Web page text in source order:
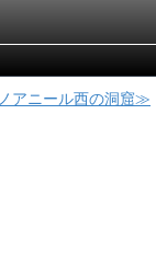
ノアニール西の洞窟